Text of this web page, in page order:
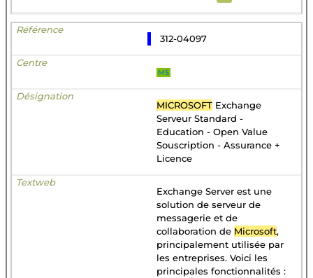
312-04097
MS
MICROSOFT Exchange
Serveur Standard -
Education - Open Value
Souscription - Assurance +
Licence
Exchange Server est une
solution de serveur de
messagerie et de
collaboration de Microsoft,
principalement utilisée par
les entreprises. Voici les
principales fonctionnalités :